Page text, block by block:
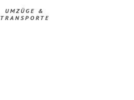
UMZÜGE &
TRANSPORTE